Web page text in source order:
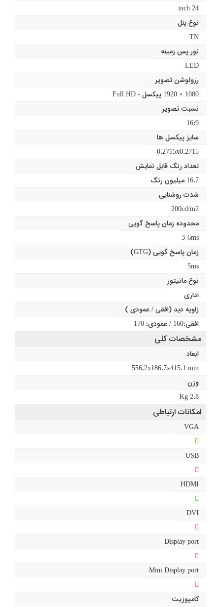
24 inch
نوع پنل
TN
نور پس زمینه
LED
رزولوشن تصویر
1080 × 1920 پیکسل - Full HD
نسبت تصویر
16:9
سایز پیکسل ها
0.2715x0.2715
تعداد رنگ قابل نمایش
16.7 میلیون رنگ
شدت روشنایی
200cd/m2
محدوده زمان پاسخ گویی
3-6ms
زمان پاسخ گویی (GTG)
5ms
نوع مانیتور
اداری
زاویه دید (افقی / عمودی )
افقی:160 / عمودی: 170
مشخصات کلی
ابعاد
556.2x186.7x415.1 mm
وزن
2.8 Kg
امکانات ارتباطی
VGA
USB
HDMI
DVI
Display port
Mini Display port
کامپوزیت